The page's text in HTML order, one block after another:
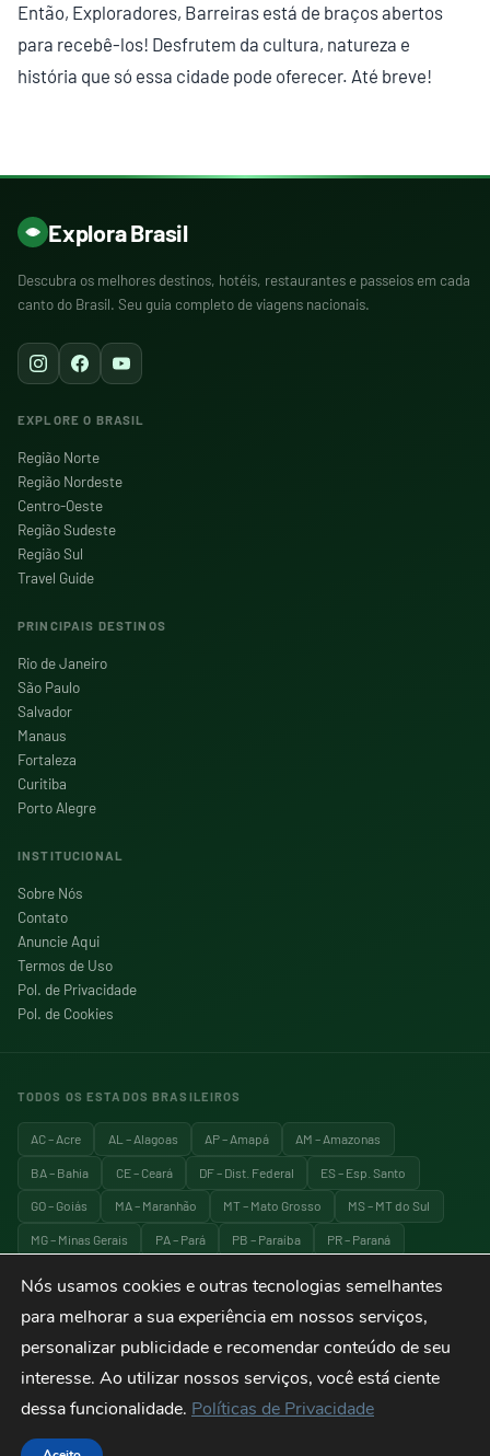
Então, Exploradores, Barreiras está de braços abertos
para recebê-los! Desfrutem da cultura, natureza e
história que só essa cidade pode oferecer. Até breve!
Nós usamos cookies e outras tecnologias semelhantes
para melhorar a sua experiência em nossos serviços,
personalizar publicidade e recomendar conteúdo de seu
interesse. Ao utilizar nossos serviços, você está ciente
dessa funcionalidade. Políticas de Privacidade
Explora Brasil
Descubra os melhores destinos, hotéis, restaurantes e passeios em cada
canto do Brasil. Seu guia completo de viagens nacionais.
EXPLORE O BRASIL
Região Norte
Região Nordeste
Centro-Oeste
Região Sudeste
Região Sul
Travel Guide
PRINCIPAIS DESTINOS
Rio de Janeiro
São Paulo
Salvador
Manaus
Fortaleza
Curitiba
Porto Alegre
INSTITUCIONAL
Sobre Nós
Contato
Anuncie Aqui
Termos de Uso
Pol. de Privacidade
Pol. de Cookies
TODOS OS ESTADOS BRASILEIROS
AC – Acre AL – Alagoas AP – Amapá AM – Amazonas
BA – Bahia CE – Ceará DF – Dist. Federal ES – Esp. Santo
GO – Goiás MA – Maranhão MT – Mato Grosso MS – MT do Sul
MG – Minas Gerais PA – Pará PB – Paraíba PR – Paraná
SP – São Paulo SE – Sergipe TO – Tocantins
© 2026 Explora Brasil — Todos os direitos reservados. Viagens, turismo e